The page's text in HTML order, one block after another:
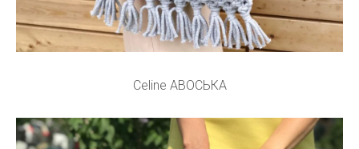
Celine АВОСЬКА